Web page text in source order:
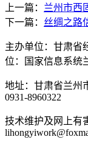
上一篇： 兰州市西
下一篇： 丝绸之路
主办单位：甘肃省
位：国家信息系统
地址：甘肃省兰州
0931-8960322
技术维护及网上有